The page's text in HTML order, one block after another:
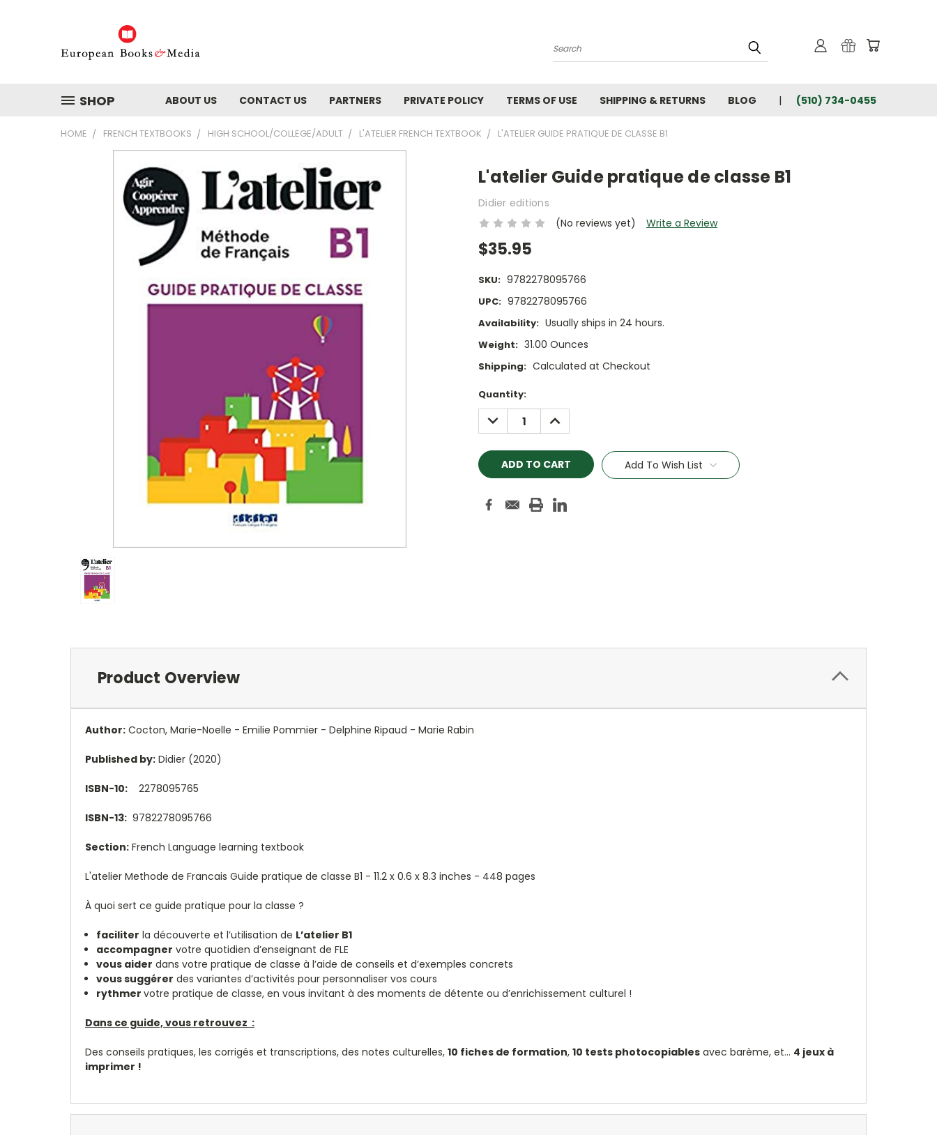
Search
SHOP ABOUT US CONTACT US PARTNERS PRIVATE POLICY TERMS OF USE SHIPPING & RETURNS BLOG (510) 734-0455
HOME FRENCH TEXTBOOKS HIGH SCHOOL/COLLEGE/ADULT L'ATELIER FRENCH TEXTBOOK L'ATELIER GUIDE PRATIQUE DE CLASSE B1
L'atelier Guide pratique de classe B1
Didier editions
(No reviews yet)
Write a Review
$35.95
SKU: 9782278095766
UPC: 9782278095766
Availability: Usually ships in 24 hours.
Weight: 31.00 Ounces
Shipping: Calculated at Checkout
Current
Stock:
Quantity:
DECREASE
QUANTITY:
INCREASE
QUANTITY:
Add To Wish List
Product Overview
Author: Cocton, Marie-Noelle - Emilie Pommier - Delphine Ripaud - Marie Rabin
Published by: Didier (2020)
ISBN-10: 2278095765
ISBN-13: 9782278095766
Section: French Language learning textbook
L'atelier Methode de Francais Guide pratique de classe B1 - 11.2 x 0.6 x 8.3 inches - 448 pages
À quoi sert ce guide pratique pour la classe ?
faciliter la découverte et l’utilisation de L’atelier B1
accompagner votre quotidien d’enseignant de FLE
vous aider dans votre pratique de classe à l’aide de conseils et d’exemples concrets
vous suggérer des variantes d’activités pour personnaliser vos cours
rythmervotre pratique de classe, en vous invitant à des moments de détente ou d’enrichissement culturel !
Dans ce guide, vous retrouvez :
Des conseils pratiques, les corrigés et transcriptions, des notes culturelles, 10 fiches de formation, 10 tests photocopiables avec barème, et… 4 jeux à
imprimer !